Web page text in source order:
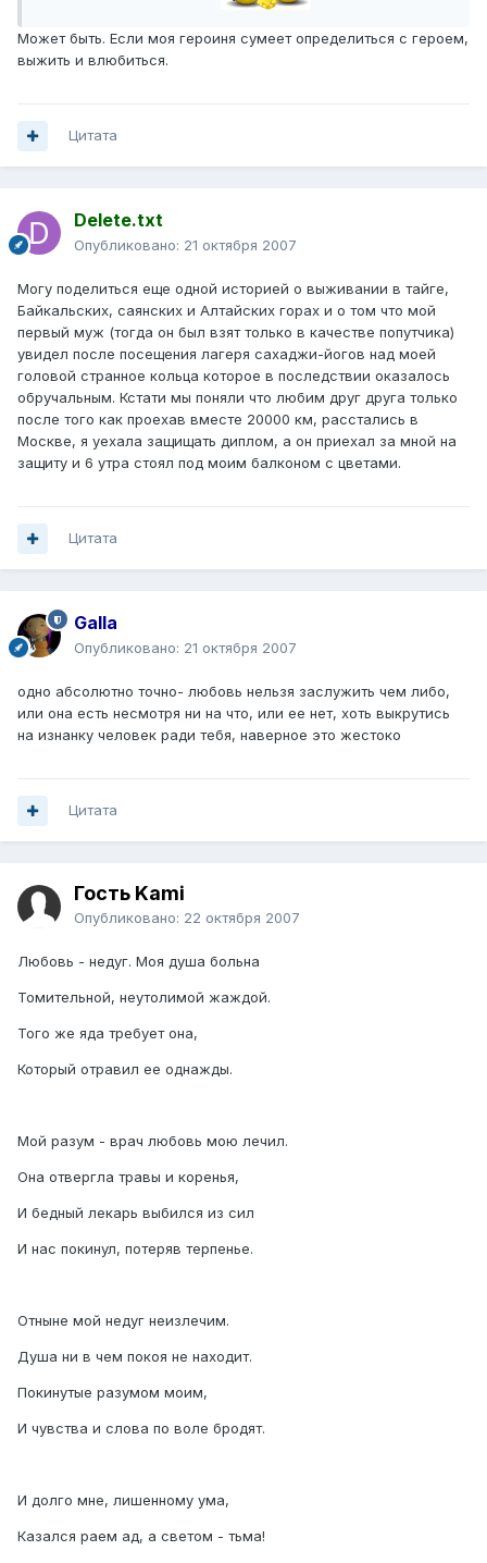
Может быть. Если моя героиня сумеет определиться с героем,
выжить и влюбиться.
Цитата
Delete.txt
Опубликовано: 21 октября 2007
Могу поделиться еще одной историей о выживании в тайге,
Байкальских, саянских и Алтайских горах и о том что мой
первый муж (тогда он был взят только в качестве попутчика)
увидел после посещения лагеря сахаджи-йогов над моей
головой странное кольца которое в последствии оказалось
обручальным. Кстати мы поняли что любим друг друга только
после того как проехав вместе 20000 км, расстались в
Москве, я уехала защищать диплом, а он приехал за мной на
защиту и 6 утра стоял под моим балконом с цветами.
Цитата
Galla
Опубликовано: 21 октября 2007
одно абсолютно точно- любовь нельзя заслужить чем либо,
или она есть несмотря ни на что, или ее нет, хоть выкрутись
на изнанку человек ради тебя, наверное это жестоко
Цитата
Гость Kami
Опубликовано: 22 октября 2007
Любовь - недуг. Моя душа больна
Томительной, неутолимой жаждой.
Того же яда требует она,
Который отравил ее однажды.
Мой разум - врач любовь мою лечил.
Она отвергла травы и коренья,
И бедный лекарь выбился из сил
И нас покинул, потеряв терпенье.
Отныне мой недуг неизлечим.
Душа ни в чем покоя не находит.
Покинутые разумом моим,
И чувства и слова по воле бродят.
И долго мне, лишенному ума,
Казался раем ад, а светом - тьма!